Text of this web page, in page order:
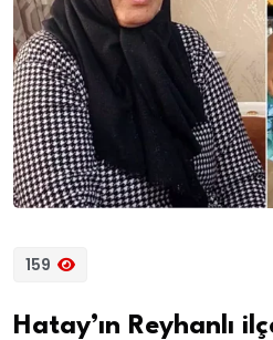
159
Hatay’ın Reyhanlı